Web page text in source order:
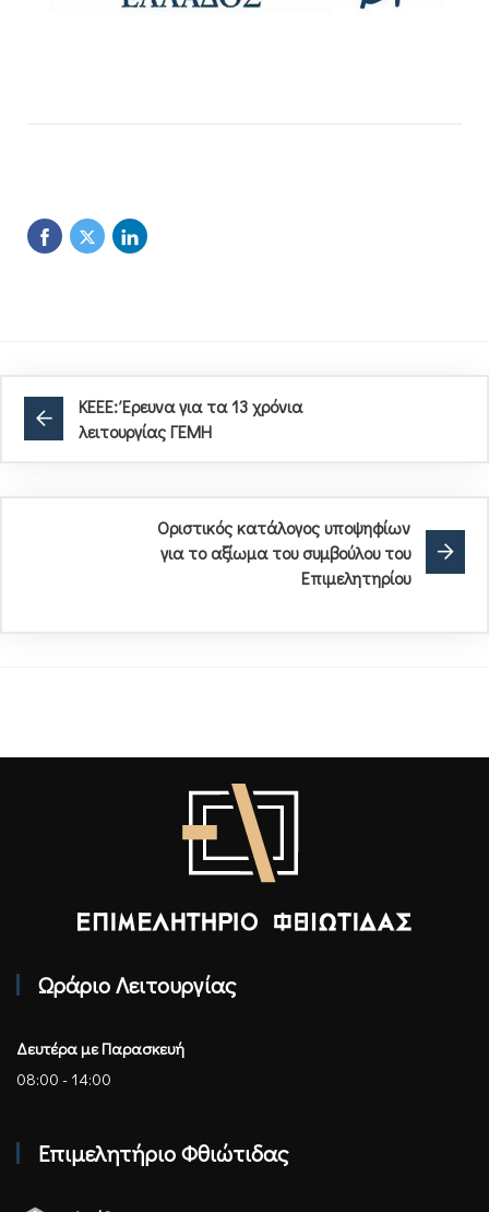
ΚΕΕΕ: Έρευνα για τα 13 χρόνια
λειτουργίας ΓΕΜΗ
Οριστικός κατάλογος υποψηφίων
για το αξίωμα του συμβούλου του
Επιμελητηρίου
Ωράριο Λειτουργίας
Δευτέρα με Παρασκευή
08:00 - 14:00
Επιμελητήριο Φθιώτιδας